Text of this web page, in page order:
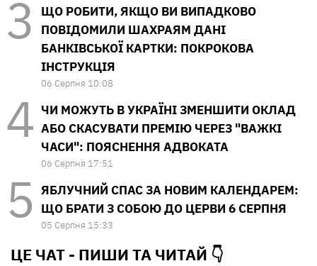
ЩО РОБИТИ, ЯКЩО ВИ ВИПАДКОВО
ПОВІДОМИЛИ ШАХРАЯМ ДАНІ
БАНКІВСЬКОЇ КАРТКИ: ПОКРОКОВА
ІНСТРУКЦІЯ
06 Серпня 10:08
ЧИ МОЖУТЬ В УКРАЇНІ ЗМЕНШИТИ ОКЛАД
АБО СКАСУВАТИ ПРЕМІЮ ЧЕРЕЗ "ВАЖКІ
ЧАСИ": ПОЯСНЕННЯ АДВОКАТА
06 Серпня 17:51
ЯБЛУЧНИЙ СПАС ЗА НОВИМ КАЛЕНДАРЕМ:
ЩО БРАТИ З СОБОЮ ДО ЦЕРВИ 6 СЕРПНЯ
05 Серпня 15:33
ЦЕ ЧАТ - ПИШИ ТА ЧИТАЙ 👇